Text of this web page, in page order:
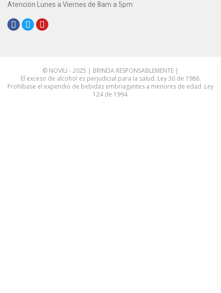
Atención Lunes a Viernes de 8am a 5pm
© NOVILI - 2025 | BRINDA RESPONSABLEMENTE |
El exceso de alcohol es perjudicial para la salud. Ley 30 de 1986.
Prohíbase el expendio de bebidas embriagantes a menores de edad. Ley
124 de 1994.